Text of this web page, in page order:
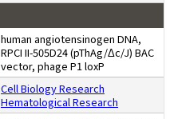
human angiotensinogen DNA,
RPCI II-505D24 (pThAg/Δc/J) BAC
vector, phage P1 loxP
Cell Biology Research
Hematological Research